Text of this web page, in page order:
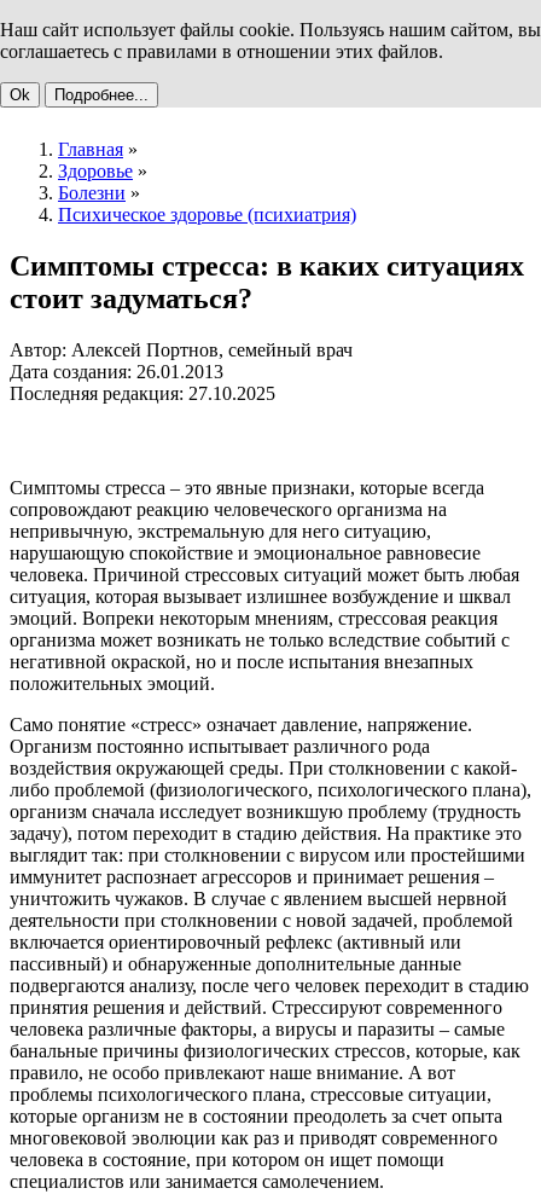
Наш сайт использует файлы cookie. Пользуясь нашим сайтом, вы
соглашаетесь с правилами в отношении этих файлов.
Ok Подробнее...
Главная »
Здоровье »
Болезни »
Психическое здоровье (психиатрия)
Симптомы стресса: в каких ситуациях
стоит задуматься?
Автор: Алексей Портнов, семейный врач
Дата создания: 26.01.2013
Последняя редакция: 27.10.2025
Симптомы стресса – это явные признаки, которые всегда
сопровождают реакцию человеческого организма на
непривычную, экстремальную для него ситуацию,
нарушающую спокойствие и эмоциональное равновесие
человека. Причиной стрессовых ситуаций может быть любая
ситуация, которая вызывает излишнее возбуждение и шквал
эмоций. Вопреки некоторым мнениям, стрессовая реакция
организма может возникать не только вследствие событий с
негативной окраской, но и после испытания внезапных
положительных эмоций.
Само понятие «стресс» означает давление, напряжение.
Организм постоянно испытывает различного рода
воздействия окружающей среды. При столкновении с какой-
либо проблемой (физиологического, психологического плана),
организм сначала исследует возникшую проблему (трудность
задачу), потом переходит в стадию действия. На практике это
выглядит так: при столкновении с вирусом или простейшими
иммунитет распознает агрессоров и принимает решения –
уничтожить чужаков. В случае с явлением высшей нервной
деятельности при столкновении с новой задачей, проблемой
включается ориентировочный рефлекс (активный или
пассивный) и обнаруженные дополнительные данные
подвергаются анализу, после чего человек переходит в стадию
принятия решения и действий. Стрессируют современного
человека различные факторы, а вирусы и паразиты – самые
банальные причины физиологических стрессов, которые, как
правило, не особо привлекают наше внимание. А вот
проблемы психологического плана, стрессовые ситуации,
которые организм не в состоянии преодолеть за счет опыта
многовековой эволюции как раз и приводят современного
человека в состояние, при котором он ищет помощи
специалистов или занимается самолечением.